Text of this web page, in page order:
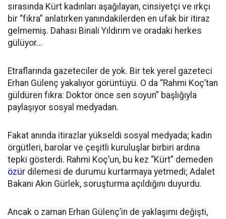
sırasında Kürt kadınları aşağılayan, cinsiyetçi ve ırkçı
bir “fıkra” anlatırken yanındakilerden en ufak bir itiraz
gelmemiş. Dahası Binali Yıldırım ve oradaki herkes
gülüyor...
Etraflarında gazeteciler de yok. Bir tek yerel gazeteci
Erhan Gülenç yakalıyor görüntüyü. O da “Rahmi Koç’tan
güldüren fıkra: Doktor önce sen soyun” başlığıyla
paylaşıyor sosyal medyadan.
Fakat anında itirazlar yükseldi sosyal medyada; kadın
örgütleri, barolar ve çeşitli kuruluşlar birbiri ardına
tepki gösterdi. Rahmi Koç’un, bu kez “Kürt” demeden
özür dilemesi de durumu kurtarmaya yetmedi; Adalet
Bakanı Akın Gürlek, soruşturma açıldığını duyurdu.
Ancak o zaman Erhan Gülenç’in de yaklaşımı değişti,